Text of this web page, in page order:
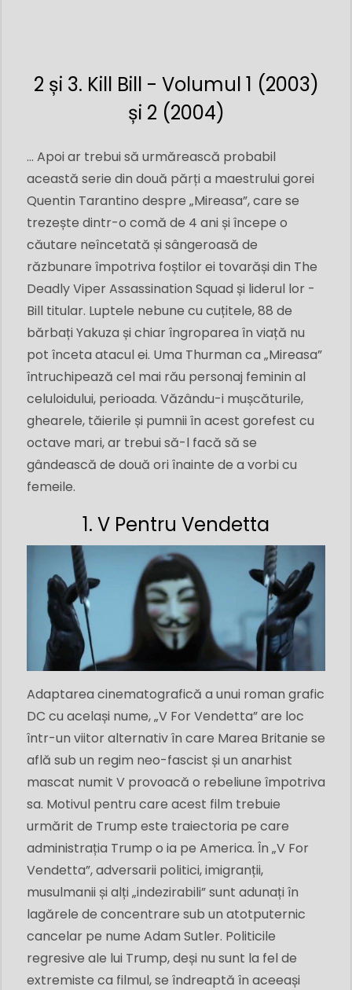
2 și 3. Kill Bill - Volumul 1 (2003)
și 2 (2004)
... Apoi ar trebui să urmărească probabil
această serie din două părți a maestrului gorei
Quentin Tarantino despre „Mireasa”, care se
trezește dintr-o comă de 4 ani și începe o
căutare neîncetată și sângeroasă de
răzbunare împotriva foștilor ei tovarăși din The
Deadly Viper Assassination Squad și liderul lor -
Bill titular. Luptele nebune cu cuțitele, 88 de
bărbați Yakuza și chiar îngroparea în viață nu
pot înceta atacul ei. Uma Thurman ca „Mireasa”
întruchipează cel mai rău personaj feminin al
celuloidului, perioada. Văzându-i mușcăturile,
ghearele, tăierile și pumnii în acest gorefest cu
octave mari, ar trebui să-l facă să se
gândească de două ori înainte de a vorbi cu
femeile.
1. V Pentru Vendetta
Adaptarea cinematografică a unui roman grafic
DC cu același nume, „V For Vendetta” are loc
într-un viitor alternativ în care Marea Britanie se
află sub un regim neo-fascist și un anarhist
mascat numit V provoacă o rebeliune împotriva
sa. Motivul pentru care acest film trebuie
urmărit de Trump este traiectoria pe care
administrația Trump o ia pe America. În „V For
Vendetta”, adversarii politici, imigranții,
musulmanii și alți „indezirabili” sunt adunați în
lagărele de concentrare sub un atotputernic
cancelar pe nume Adam Sutler. Politicile
regresive ale lui Trump, deși nu sunt la fel de
extremiste ca filmul, se îndreaptă în aceeași